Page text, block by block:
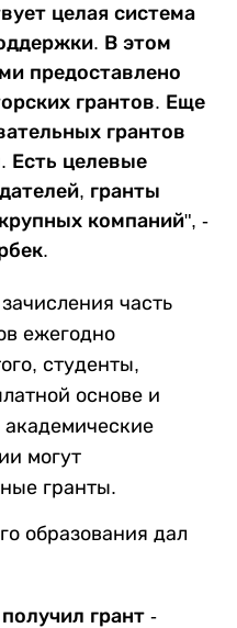
целая система
В этом
предоставлено
грантов. Еще
грантов
Есть целевые
гранты
компаний", -
часть
ежегодно
студенты,
основе и
могут
гранты.
образования дал
грант -